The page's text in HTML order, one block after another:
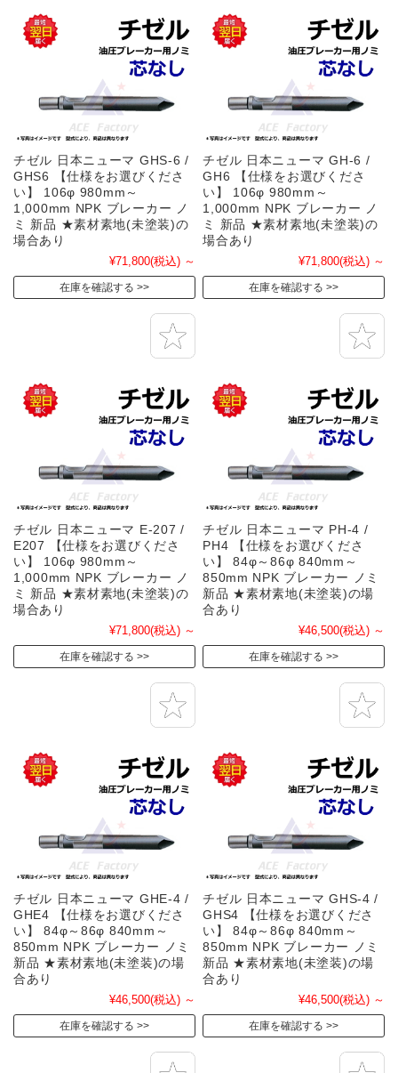
チゼル 日本ニューマ GHS-6 /
GHS6 【仕様をお選びくださ
い】 106φ 980mm～
1,000mm NPK ブレーカー ノ
ミ 新品 ★素材素地(未塗装)の
場合あり
¥71,800(税込) ～
在庫を確認する
チゼル 日本ニューマ GH-6 /
GH6 【仕様をお選びくださ
い】 106φ 980mm～
1,000mm NPK ブレーカー ノ
ミ 新品 ★素材素地(未塗装)の
場合あり
¥71,800(税込) ～
在庫を確認する
チゼル 日本ニューマ E-207 /
E207 【仕様をお選びくださ
い】 106φ 980mm～
1,000mm NPK ブレーカー ノ
ミ 新品 ★素材素地(未塗装)の
場合あり
¥71,800(税込) ～
在庫を確認する
チゼル 日本ニューマ PH-4 /
PH4 【仕様をお選びくださ
い】 84φ～86φ 840mm～
850mm NPK ブレーカー ノミ
新品 ★素材素地(未塗装)の場
合あり
¥46,500(税込) ～
在庫を確認する
チゼル 日本ニューマ GHE-4 /
GHE4 【仕様をお選びくださ
い】 84φ～86φ 840mm～
850mm NPK ブレーカー ノミ
新品 ★素材素地(未塗装)の場
合あり
¥46,500(税込) ～
在庫を確認する
チゼル 日本ニューマ GHS-4 /
GHS4 【仕様をお選びくださ
い】 84φ～86φ 840mm～
850mm NPK ブレーカー ノミ
新品 ★素材素地(未塗装)の場
合あり
¥46,500(税込) ～
在庫を確認する